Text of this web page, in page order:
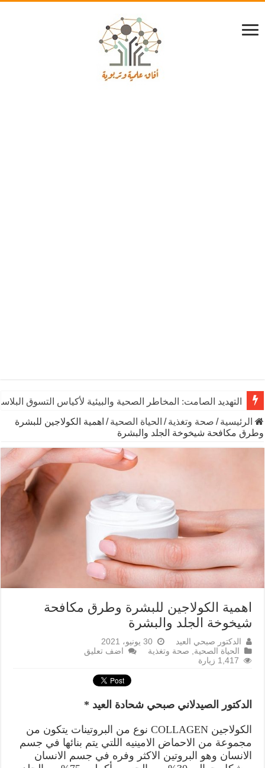
التهديد الصامت: المخاطر الصحية والبيئية لأكياس التسوق
الرئيسية / صحة وتغذية / الحياة الصحية / اهمية الكولاجين للبشرة
وطرق مكافحة شيخوخة الجلد والبشرة
اهمية الكولاجين للبشرة وطرق مكافحة
شيخوخة الجلد والبشرة
الدكتور صبحي العيد
30 يونيو، 2021
الحياة الصحية, صحة وتغذية
اضف تعليق
1,417 زيارة
الدكتور الصيدلاني صبحي شحادة العيد *
الكولاجين COLLAGEN نوع من البروتينات يتكون من
مجموعة من الاحماض الامينيه اللتي يتم بنائها في جسم
الانسان وهو البروتين الاكثر وفره في جسم الانسان